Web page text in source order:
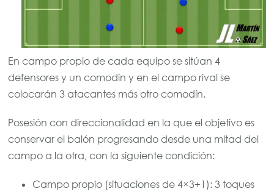
En campo propio de cada equipo se sitúan 4
defensores y un comodín y en el campo rival se
colocarán 3 atacantes más otro comodín.
Posesión con direccionalidad en la que el objetivo es
conservar el balón progresando desde una mitad del
campo a la otra, con la siguiente condición:
Campo propio (situaciones de 4×3+1): 3 toques